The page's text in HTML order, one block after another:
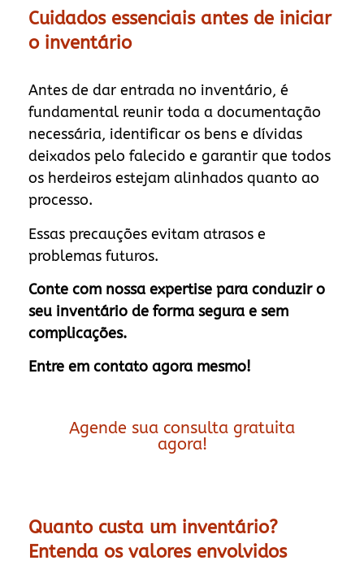
Cuidados essenciais antes de iniciar
o inventário
Antes de dar entrada no inventário, é
fundamental reunir toda a documentação
necessária, identificar os bens e dívidas
deixados pelo falecido e garantir que todos
os herdeiros estejam alinhados quanto ao
processo.
Essas precauções evitam atrasos e
problemas futuros.
Conte com nossa expertise para conduzir o
seu inventário de forma segura e sem
complicações.
Entre em contato agora mesmo!
Agende sua consulta gratuita
agora!
Quanto custa um inventário?
Entenda os valores envolvidos